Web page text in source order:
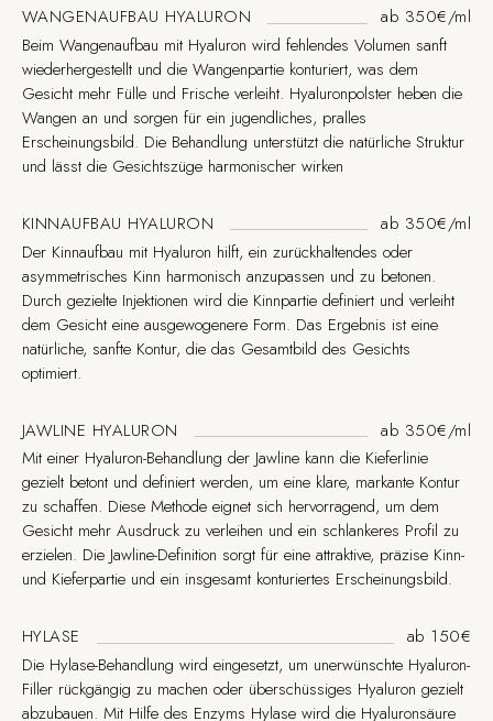
WANGENAUFBAU HYALURON
ab 350€/ml
Beim Wangenaufbau mit Hyaluron wird fehlendes Volumen sanft
wiederhergestellt und die Wangenpartie konturiert, was dem
Gesicht mehr Fülle und Frische verleiht. Hyaluronpolster heben die
Wangen an und sorgen für ein jugendliches, pralles
Erscheinungsbild. Die Behandlung unterstützt die natürliche Struktur
und lässt die Gesichtszüge harmonischer wirken
KINNAUFBAU HYALURON
ab 350€/ml
Der Kinnaufbau mit Hyaluron hilft, ein zurückhaltendes oder
asymmetrisches Kinn harmonisch anzupassen und zu betonen.
Durch gezielte Injektionen wird die Kinnpartie definiert und verleiht
dem Gesicht eine ausgewogenere Form. Das Ergebnis ist eine
natürliche, sanfte Kontur, die das Gesamtbild des Gesichts
optimiert.
JAWLINE HYALURON
ab 350€/ml
Mit einer Hyaluron-Behandlung der Jawline kann die Kieferlinie
gezielt betont und definiert werden, um eine klare, markante Kontur
zu schaffen. Diese Methode eignet sich hervorragend, um dem
Gesicht mehr Ausdruck zu verleihen und ein schlankeres Profil zu
erzielen. Die Jawline-Definition sorgt für eine attraktive, präzise Kinn-
und Kieferpartie und ein insgesamt konturiertes Erscheinungsbild.
HYLASE
ab 150€
Die Hylase-Behandlung wird eingesetzt, um unerwünschte Hyaluron-
Filler rückgängig zu machen oder überschüssiges Hyaluron gezielt
abzubauen. Mit Hilfe des Enzyms Hylase wird die Hyaluronsäure